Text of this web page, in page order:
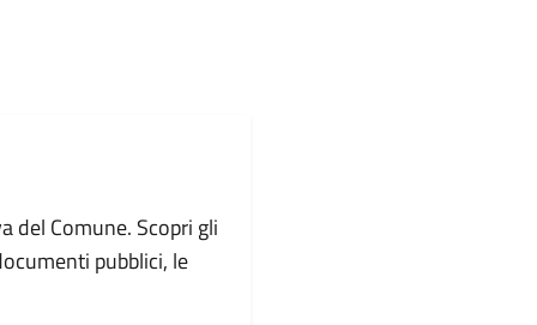
del Comune. Scopri gli
pubblici, le